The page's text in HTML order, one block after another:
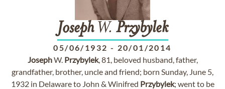
JosephW. Przybylek
05/06/1932 - 20/01/2014
JosephW. Przybylek, 81, beloved husband, father,
grandfather, brother, uncle and friend; born Sunday, June 5,
1932 in Delaware to John & Winifred Przybylek; went to be